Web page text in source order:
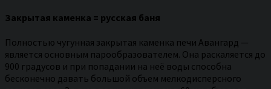
Закрытая каменка = русская баня
Полностью чугунная закрытая каменка печи Авангард —
является основным парообразователем. Она раскаляется до
900 градусов и при попадании на неё воды способна
бесконечно давать большой объем мелкодисперсного